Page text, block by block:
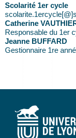
Scolarité 1er cycle
Catherine
Responsable du 1er
Jeanne BUFFARD
Gestionnaire 1re